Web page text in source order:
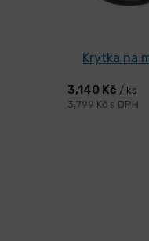
Krytka na
3,140 Kč / ks
3,799 Kč s DPH